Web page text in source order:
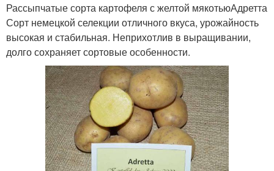
Рассыпчатые сорта картофеля с желтой мякотьюАдретта
Сорт немецкой селекции отличного вкуса, урожайность
высокая и стабильная. Неприхотлив в выращивании,
долго сохраняет сортовые особенности.